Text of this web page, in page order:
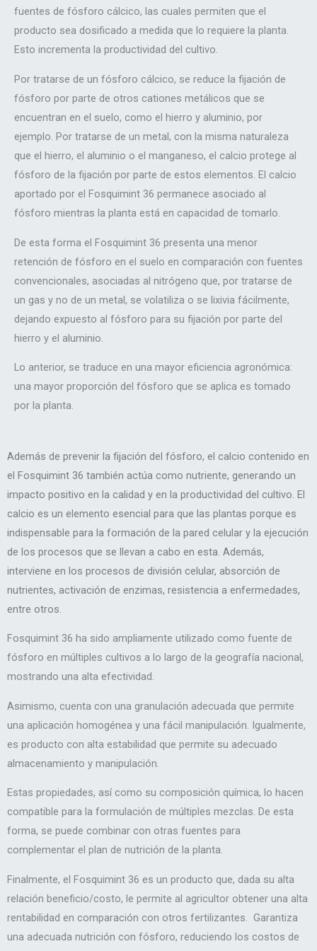
fuentes de fósforo cálcico, las cuales permiten que el
producto sea dosificado a medida que lo requiere la planta.
Esto incrementa la productividad del cultivo.
Por tratarse de un fósforo cálcico, se reduce la fijación de
fósforo por parte de otros cationes metálicos que se
encuentran en el suelo, como el hierro y aluminio, por
ejemplo. Por tratarse de un metal, con la misma naturaleza
que el hierro, el aluminio o el manganeso, el calcio protege al
fósforo de la fijación por parte de estos elementos. El calcio
aportado por el Fosquimint 36 permanece asociado al
fósforo mientras la planta está en capacidad de tomarlo.
De esta forma el Fosquimint 36 presenta una menor
retención de fósforo en el suelo en comparación con fuentes
convencionales, asociadas al nitrógeno que, por tratarse de
un gas y no de un metal, se volatiliza o se lixivia fácilmente,
dejando expuesto al fósforo para su fijación por parte del
hierro y el aluminio.
Lo anterior, se traduce en una mayor eficiencia agronómica:
una mayor proporción del fósforo que se aplica es tomado
por la planta.
Además de prevenir la fijación del fósforo, el calcio contenido en
el Fosquimint 36 también actúa como nutriente, generando un
impacto positivo en la calidad y en la productividad del cultivo. El
calcio es un elemento esencial para que las plantas porque es
indispensable para la formación de la pared celular y la ejecución
de los procesos que se llevan a cabo en esta. Además,
interviene en los procesos de división celular, absorción de
nutrientes, activación de enzimas, resistencia a enfermedades,
entre otros.
Fosquimint 36 ha sido ampliamente utilizado como fuente de
fósforo en múltiples cultivos a lo largo de la geografía nacional,
mostrando una alta efectividad.
Asimismo, cuenta con una granulación adecuada que permite
una aplicación homogénea y una fácil manipulación. Igualmente,
es producto con alta estabilidad que permite su adecuado
almacenamiento y manipulación.
Estas propiedades, así como su composición química, lo hacen
compatible para la formulación de múltiples mezclas. De esta
forma, se puede combinar con otras fuentes para
complementar el plan de nutrición de la planta.
Finalmente, el Fosquimint 36 es un producto que, dada su alta
relación beneficio/costo, le permite al agricultor obtener una alta
rentabilidad en comparación con otros fertilizantes. Garantiza
una adecuada nutrición con fósforo, reduciendo los costos de